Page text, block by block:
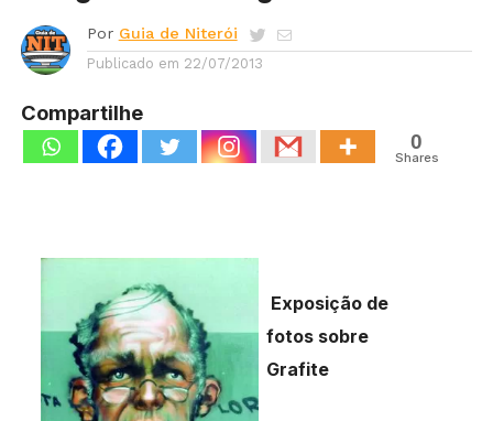
Por Guia de Niterói
Publicado em 22/07/2013
Compartilhe
0
Shares
Exposição de
fotos sobre
Grafite